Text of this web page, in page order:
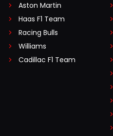
Aston Martin
Haas F1 Team
Racing Bulls
Williams
Cadillac F1 Team